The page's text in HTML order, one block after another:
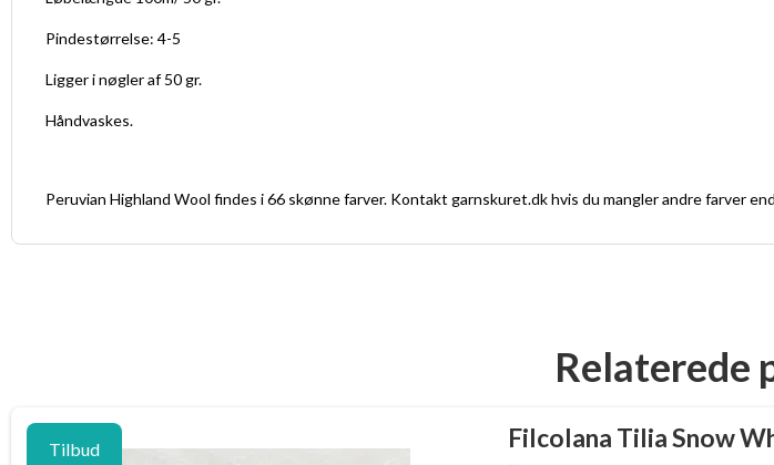
Pindestørrelse: 4-5
Ligger i nøgler af 50 gr.
Håndvaskes.
Peruvian Highland Wool findes i 66 skønne farver. Kontakt garnskuret.dk hvis du mangler andre farver
Relaterede
Tilbud Filcolana Tilia Snow